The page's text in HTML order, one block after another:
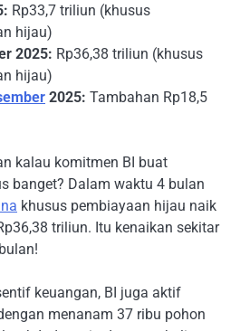
Rp33,7 triliun (khusus
hijau)
2025: Rp36,38 triliun (khusus
hijau)
2025: Tambahan Rp18,5
kalau komitmen BI buat
banget? Dalam waktu 4 bulan
khusus pembiayaan hijau naik
triliun. Itu kenaikan sekitar
keuangan, BI juga aktif
menanam 37 ribu pohon